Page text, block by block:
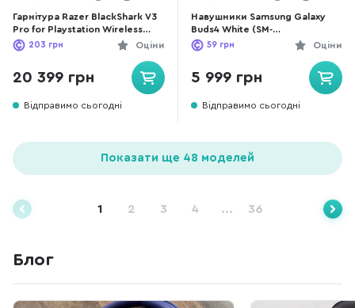
Гарнітура Razer BlackShark V3
Pro for Playstation Wireless
Black (RZ04-05400500-R3G1)
Оціни
203 грн
20 399 грн
Відправимо сьогодні
Навушники Samsung Galaxy
Buds4 White (SM-
R540NZWASEK)
Оціни
59 грн
5 999 грн
Відправимо сьогодні
Показати ще 48 моделей
1 2 3 4 ... 36
Блог